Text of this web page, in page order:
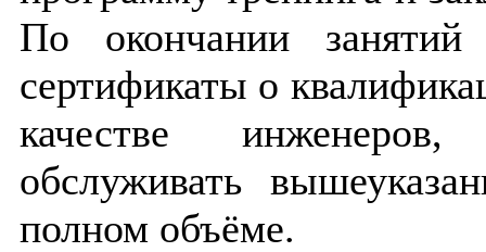
По окончании
сертификаты о
качестве
обслуживать
полном объёме.